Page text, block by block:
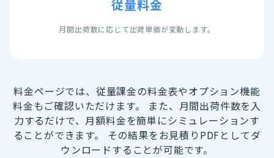
従量料金
月間出荷数に応じて出荷単価が変動します。
料金ページでは、従量課金の料金表やオプション機能
料金もご確認いただけます。
また、月間出荷件数を入
力するだけで、月額料金を簡単にシミュレーションす
ることができます。
その結果をお見積りPDFとしてダ
ウンロードすることが可能です。